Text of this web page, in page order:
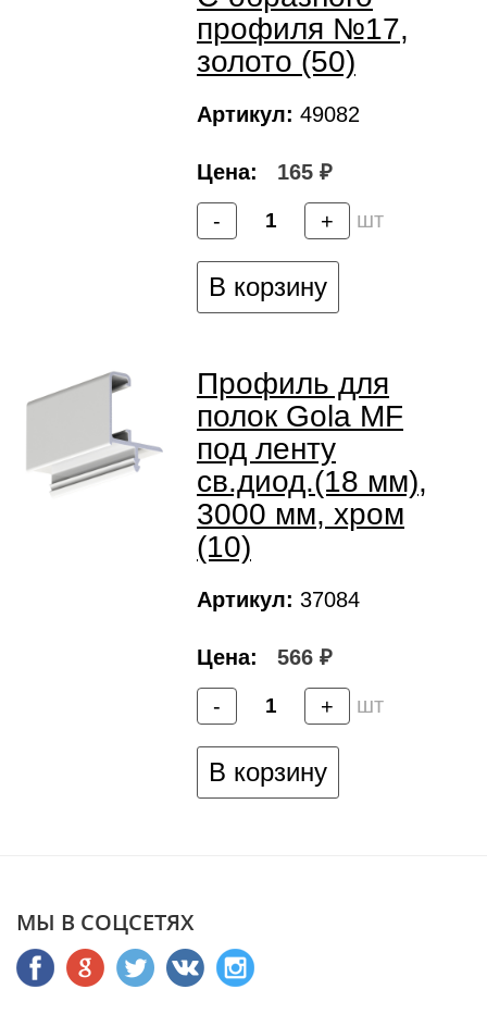
профиля №17,
золото (50)
Артикул: 49082
Цена: 165 ₽
- + шт
В корзину
Профиль для
полок Gola MF
под ленту
св.диод.(18 мм),
3000 мм, хром
(10)
Артикул: 37084
Цена: 566 ₽
- + шт
В корзину
МЫ В СОЦСЕТЯХ